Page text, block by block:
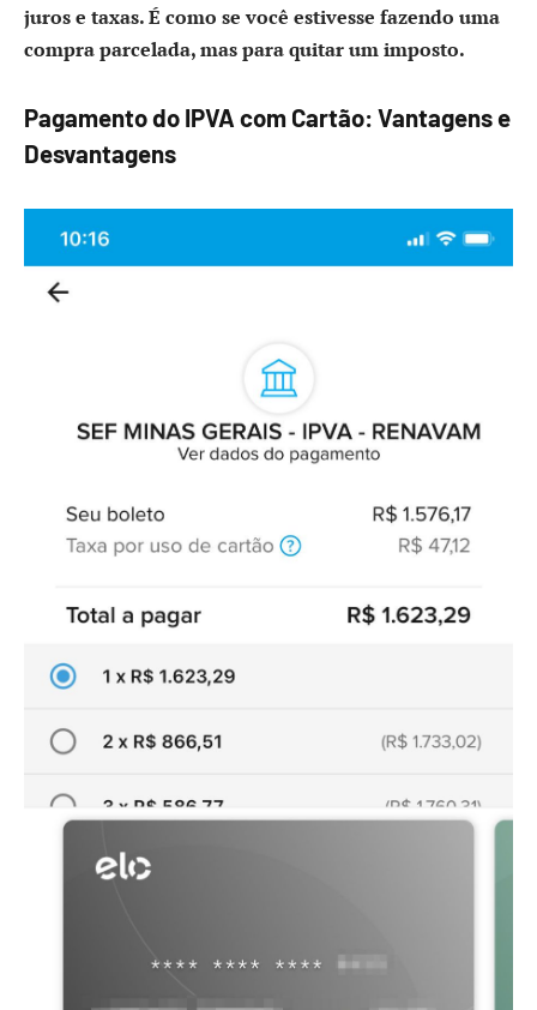
juros e taxas. É como se você estivesse fazendo uma
compra parcelada, mas para quitar um imposto.
Pagamento do IPVA com Cartão: Vantagens e
Desvantagens